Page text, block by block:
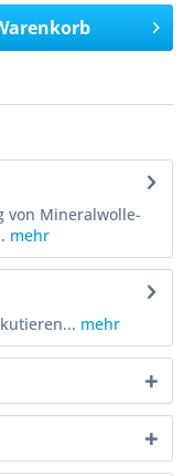
von Mineralwolle-
mehr
mehr